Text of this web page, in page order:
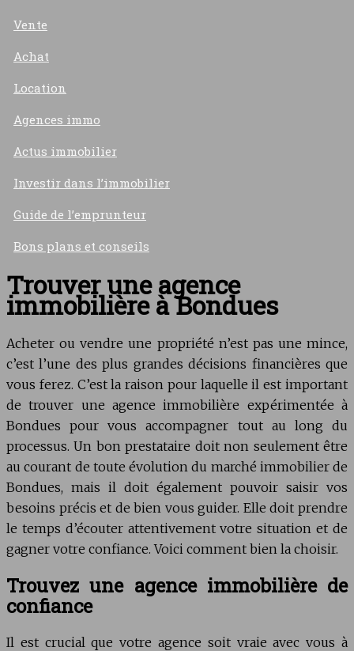
Vente
Achat
Location
Agences immo
Actus immobilier
Investir dans l’immobilier
Guide de l’emprunteur
Bons plans et conseils
Trouver une agence
immobilière à Bondues
Acheter ou vendre une propriété n’est pas une mince,
c’est l’une des plus grandes décisions financières que
vous ferez. C’est la raison pour laquelle il est important
de trouver une agence immobilière expérimentée à
Bondues pour vous accompagner tout au long du
processus. Un bon prestataire doit non seulement être
au courant de toute évolution du marché immobilier de
Bondues, mais il doit également pouvoir saisir vos
besoins précis et de bien vous guider. Elle doit prendre
le temps d’écouter attentivement votre situation et de
gagner votre confiance. Voici comment bien la choisir.
Trouvez une agence immobilière de
confiance
Il est crucial que votre agence soit vraie avec vous à